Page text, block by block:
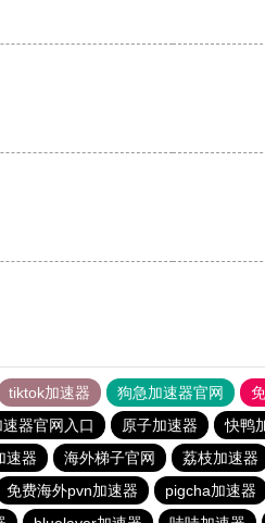
tiktok加速器 狗急加速器官网
器官网入口 原子加速器 快鸭
速器 海外梯子官网 荔枝加速器
免费海外pvn加速器 pigcha加速器